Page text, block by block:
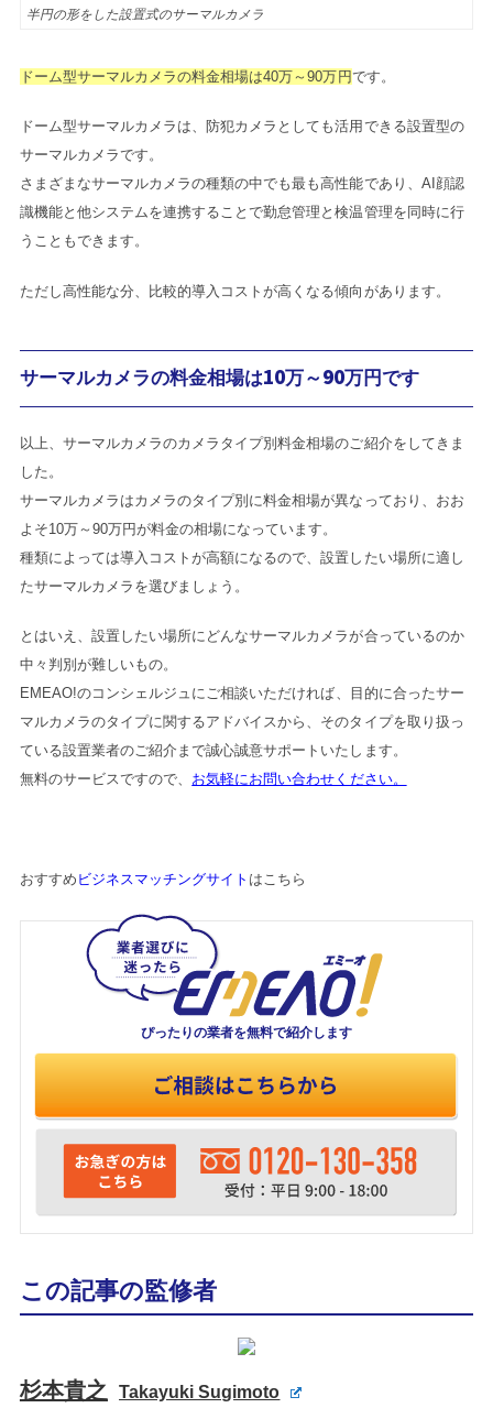
半円の形をした設置式のサーマルカメラ
ドーム型サーマルカメラの料金相場は40万～90万円です。
ドーム型サーマルカメラは、防犯カメラとしても活用できる設置型の
サーマルカメラです。
さまざまなサーマルカメラの種類の中でも最も高性能であり、AI顔認
識機能と他システムを連携することで勤怠管理と検温管理を同時に行
うこともできます。
ただし高性能な分、比較的導入コストが高くなる傾向があります。
サーマルカメラの料金相場は10万～90万円です
以上、サーマルカメラのカメラタイプ別料金相場のご紹介をしてきま
した。
サーマルカメラはカメラのタイプ別に料金相場が異なっており、おお
よそ10万～90万円が料金の相場になっています。
種類によっては導入コストが高額になるので、設置したい場所に適し
たサーマルカメラを選びましょう。
とはいえ、設置したい場所にどんなサーマルカメラが合っているのか
中々判別が難しいもの。
EMEAO!のコンシェルジュにご相談いただければ、目的に合ったサー
マルカメラのタイプに関するアドバイスから、そのタイプを取り扱っ
ている設置業者のご紹介まで誠心誠意サポートいたします。
無料のサービスですので、 お気軽にお問い合わせください。
おすすめ ビジネスマッチングサイト はこちら
ぴったりの業者を無料で紹介します
この記事の監修者
杉本貴之 Takayuki Sugimoto